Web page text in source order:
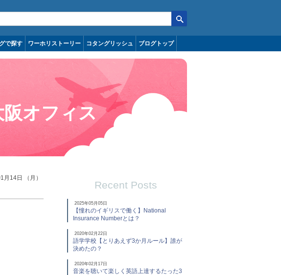
で探す ワーホリストーリー コタングリッシュ ブログトップ
オフィス
月14日 （月）
Recent Posts
2025年05月05日
【憧れのイギリスで働く】National
Insurance Numberとは？
2020年02月22日
語学学校【とりあえず3か月ルール】誰が
決めたの？
2020年02月17日
音楽を聴いて楽しく英語上達するたった3